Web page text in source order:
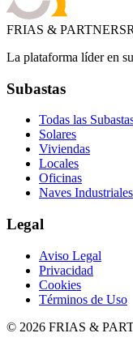
FRIAS & PARTNERS
La plataforma líder en
Subastas
Todas las
Solares
Viviendas
Locales
Oficinas
Naves Industriales
Legal
Aviso Legal
Privacidad
Cookies
Términos de Uso
© 2026 FRIAS &